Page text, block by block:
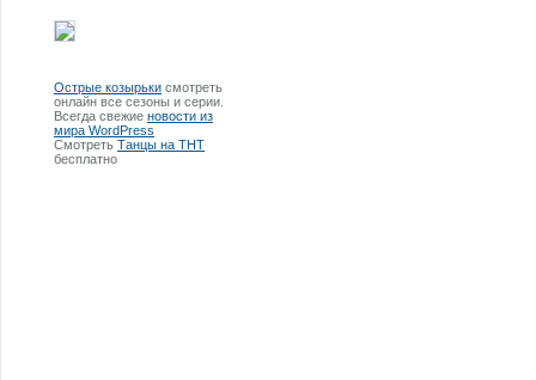
Острые козырьки смотреть
онлайн все сезоны и серии.
Всегда свежие новости из
мира WordPress
Смотреть Танцы на ТНТ
бесплатно